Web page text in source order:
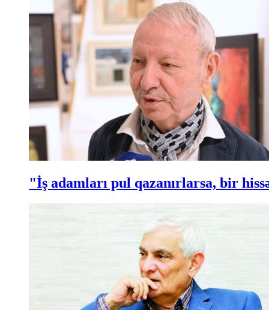
"İş adamları pul qazanırlarsa, bir